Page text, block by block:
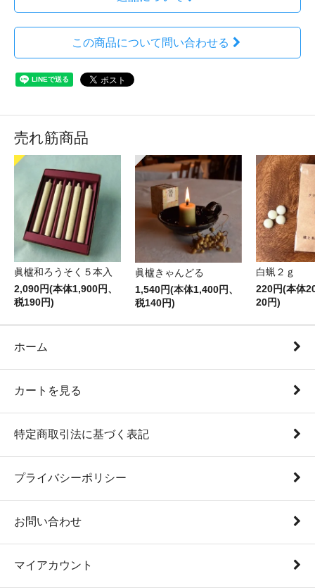
この商品について問い合わせる
売れ筋商品
眞櫨和ろうそく５本入
2,090円(本体1,900円、
税190円)
眞櫨きゃんどる
1,540円(本体1,400円、
税140円)
白蝋２ｇ
220円(本体
20円)
ホーム
カートを見る
特定商取引法に基づく表記
プライバシーポリシー
お問い合わせ
マイアカウント